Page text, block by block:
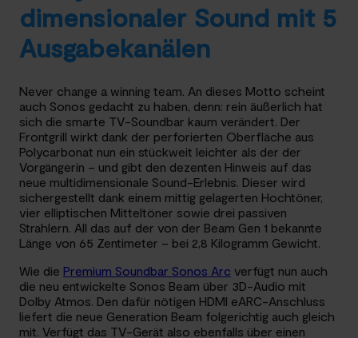
dimensionaler Sound mit 5
Ausgabekanälen
Never change a winning team. An dieses Motto scheint
auch Sonos gedacht zu haben, denn: rein äußerlich hat
sich die smarte TV-Soundbar kaum verändert. Der
Frontgrill wirkt dank der perforierten Oberfläche aus
Polycarbonat nun ein stückweit leichter als der der
Vorgängerin – und gibt den dezenten Hinweis auf das
neue multidimensionale Sound-Erlebnis. Dieser wird
sichergestellt dank einem mittig gelagerten Hochtöner,
vier elliptischen Mitteltöner sowie drei passiven
Strahlern. All das auf der von der Beam Gen 1 bekannte
Länge von 65 Zentimeter – bei 2,8 Kilogramm Gewicht.
Wie die Premium Soundbar Sonos Arc verfügt nun auch
die neu entwickelte Sonos Beam über 3D-Audio mit
Dolby Atmos. Den dafür nötigen HDMI eARC-Anschluss
liefert die neue Generation Beam folgerichtig auch gleich
mit. Verfügt das TV-Gerät also ebenfalls über einen